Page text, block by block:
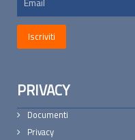
PRIVACY
Documenti
Privacy